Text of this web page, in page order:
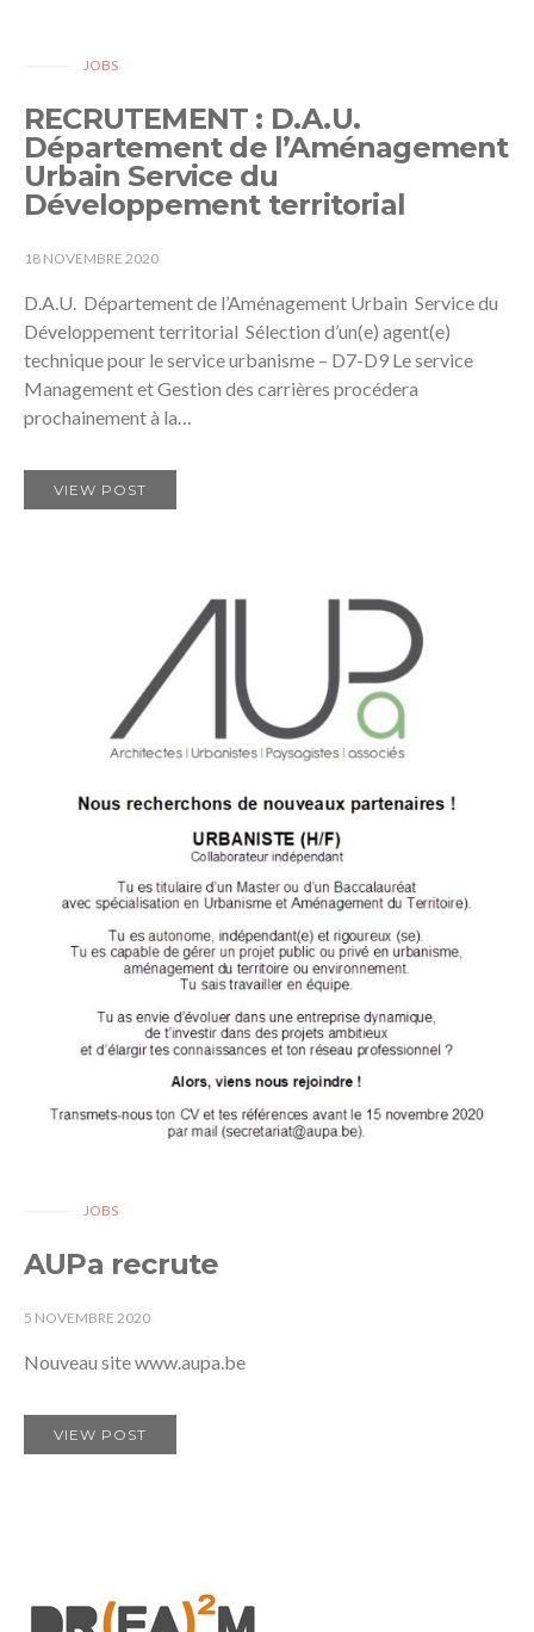
JOBS
RECRUTEMENT : D.A.U.
Département de l’Aménagement
Urbain Service du
Développement territorial
18 NOVEMBRE 2020
D.A.U. Département de l’Aménagement Urbain Service du
Développement territorial Sélection d’un(e) agent(e)
technique pour le service urbanisme – D7-D9 Le service
Management et Gestion des carrières procédera
prochainement à la…
VIEW POST
JOBS
AUPa recrute
5 NOVEMBRE 2020
Nouveau site www.aupa.be
VIEW POST